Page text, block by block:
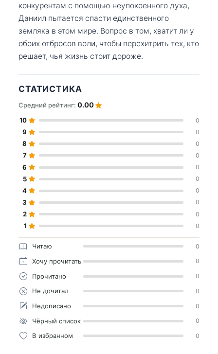
конкурентам с помощью неупокоенного духа,
Даниил пытается спасти единственного
земляка в этом мире. Вопрос в том, хватит ли у
обоих отбросов воли, чтобы перехитрить тех, кто
решает, чья жизнь стоит дороже.
СТАТИСТИКА
Средний рейтинг: 0.00
10 0
9 0
8 0
7 0
6 0
5 0
4 0
3 0
2 0
1 0
Читаю 0
Хочу прочитать 0
Прочитано 0
Не дочитал 0
Недописано 0
Чёрный список 0
В избранном 0